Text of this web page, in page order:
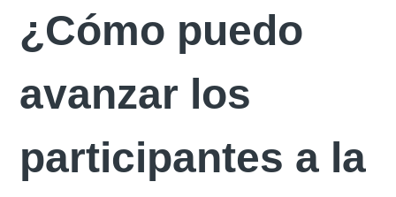
¿Cómo puedo
avanzar los
participantes a la